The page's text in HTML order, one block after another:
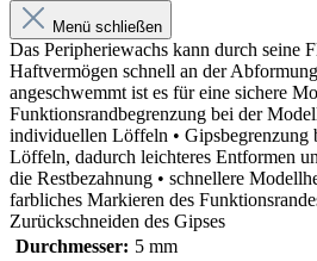
Menü schließen
Das Peripheriewachs kann durch seine
Haftvermögen schnell an der
angeschwemmt ist es für eine sichere
Funktionsrandbegrenzung bei der
individuellen Löffeln • Gipsbegrenzung
Löffeln, dadurch leichteres Entformen
die Restbezahnung • schnellere
farbliches Markieren des
Zurückschneiden des Gipses
Durchmesser: 5 mm